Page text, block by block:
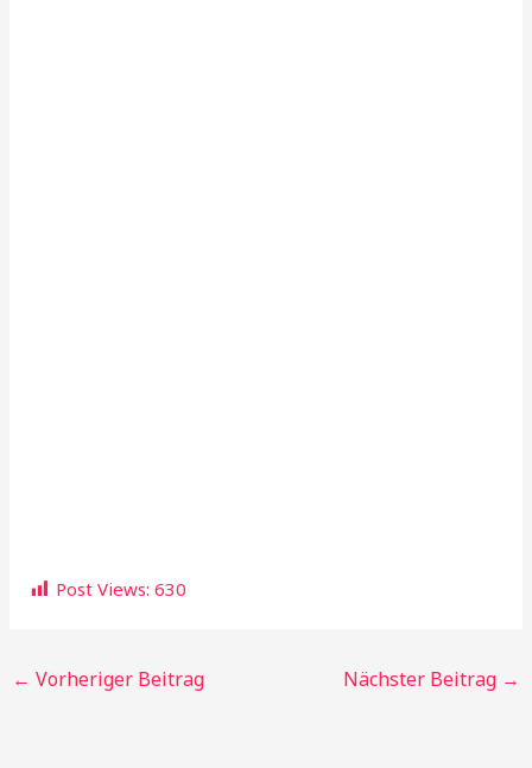
Post Views: 630
← Vorheriger Beitrag Nächster Beitrag →